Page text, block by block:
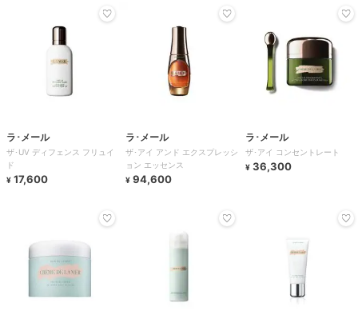
ラ･メール
ザ･UV ディフェンス フリュイ
ド
¥ 17,600
ラ･メール
ザ･アイ アンド エクスプレッシ
ョン エッセンス
¥ 94,600
ラ･メール
ザ･アイ コンセントレート
¥ 36,300